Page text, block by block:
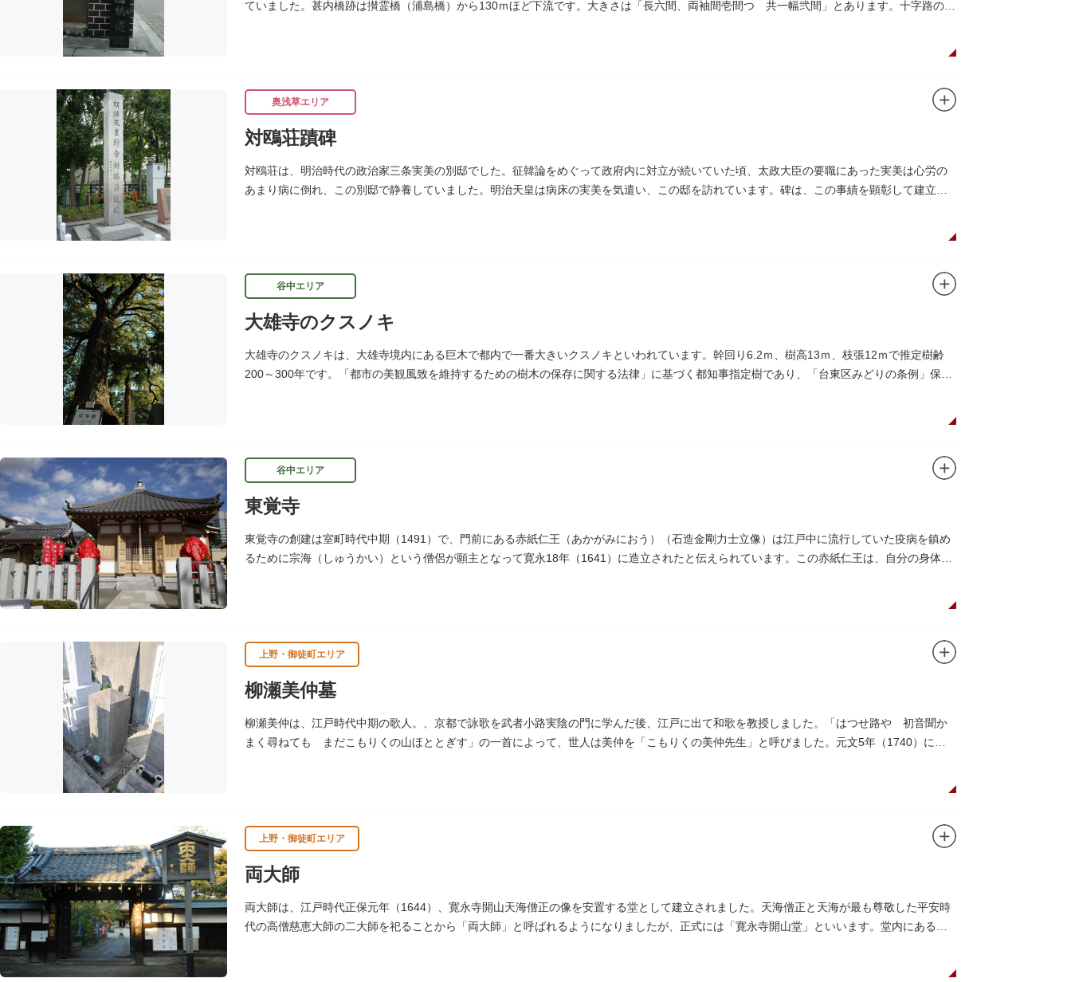
ていました。甚内橋跡は攅霊橋（浦島橋）から130ｍほど下流です。大きさは「長六間、両袖間壱間つゞ共一幅弐間」とあります。十字路の東
奥浅草エリア
対鴎荘蹟碑
対鴎荘は、明治時代の政治家三条実美の別邸でした。征韓論をめぐって政府内に対立が続いていた頃、太政大臣の要職にあった実美は心労の
あまり病に倒れ、この別邸で静養していました。明治天皇は病床の実美を気遣い、この邸を訪れています。碑は、この事績を顕彰して建立さ
谷中エリア
大雄寺のクスノキ
大雄寺のクスノキは、大雄寺境内にある巨木で都内で一番大きいクスノキといわれています。幹回り6.2ｍ、樹高13ｍ、枝張12ｍで推定樹齢
200～300年です。「都市の美観風致を維持するための樹木の保存に関する法律」に基づく都知事指定樹であり、「台東区みどりの条例」保護
谷中エリア
東覚寺
東覚寺の創建は室町時代中期（1491）で、門前にある赤紙仁王（あかがみにおう）（石造金剛力士立像）は江戸中に流行していた疫病を鎮め
るために宗海（しゅうかい）という僧侶が願主となって寛永18年（1641）に造立されたと伝えられています。この赤紙仁王は、自分の身体に
上野・御徒町エリア
柳瀬美仲墓
柳瀬美仲は、江戸時代中期の歌人。、京都で詠歌を武者小路実陰の門に学んだ後、江戸に出て和歌を教授しました。「はつせ路や 初音聞か
まく尋ねても まだこもりくの山ほととぎす」の一首によって、世人は美仲を「こもりくの美仲先生」と呼びました。元文5年（1740）に没
上野・御徒町エリア
両大師
両大師は、江戸時代正保元年（1644）、寛永寺開山天海僧正の像を安置する堂として建立されました。天海僧正と天海が最も尊敬した平安時
代の高僧慈恵大師の二大師を祀ることから「両大師」と呼ばれるようになりましたが、正式には「寛永寺開山堂」といいます。堂内にある天